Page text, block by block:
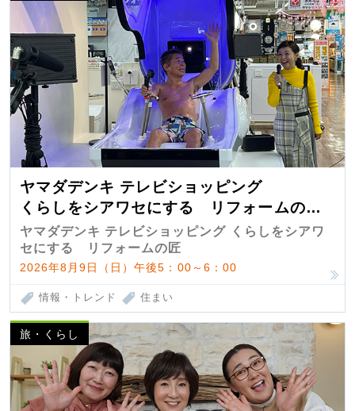
ヤマダデンキ テレビショッピング
くらしをシアワセにする リフォームの
匠 第7弾
ヤマダデンキ テレビショッピング くらしをシアワ
セにする リフォームの匠
2026年8月9日（日）午後5：00～6：00
情報・トレンド 住まい
旅・くらし